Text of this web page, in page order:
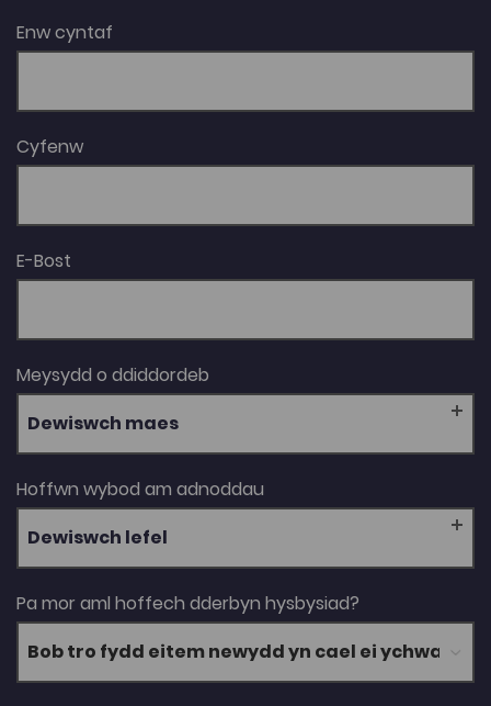
Enw cyntaf
Cyfenw
E-Bost
Meysydd o ddiddordeb
Dewiswch maes
Hoffwn wybod am adnoddau
Dewiswch lefel
Pa mor aml hoffech dderbyn hysbysiad?